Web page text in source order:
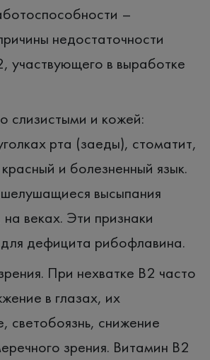
–
недостаточности
участвующего в выработке
слизистыми и кожей:
рта (заеды), стоматит,
красный и болезненный язык.
высыпания
на веках. Эти признаки
дефицита рибофлавина.
При нехватке B2 часто
в глазах, их
светобоязнь, снижение
зрения. Витамин B2